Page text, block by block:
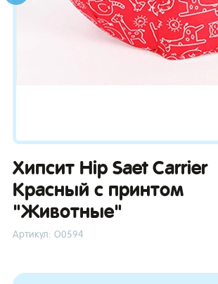
Хипсит Hip Saet Carrier
Красный с принтом
"Животные"
Артикул: О0594